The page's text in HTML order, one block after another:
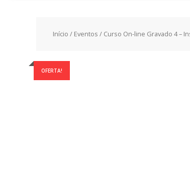
Início / Eventos / Curso On-line Gravado 4 –
OFERTA!